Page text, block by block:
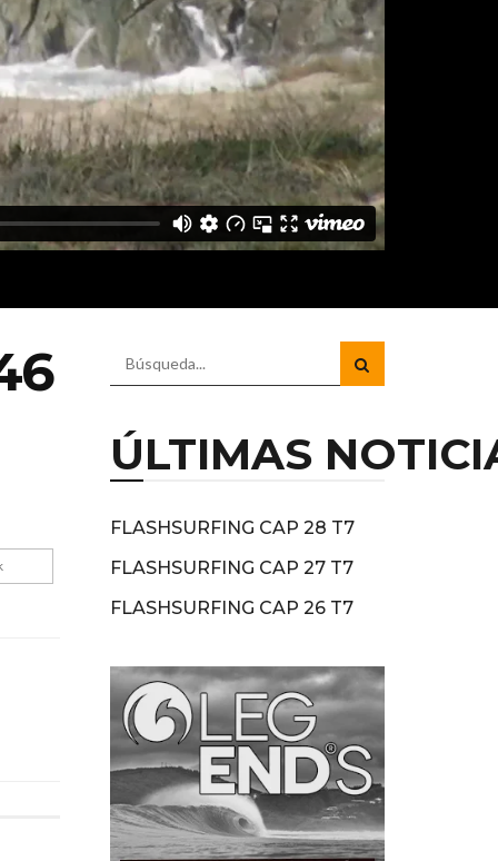
ÚLTIMAS
FLASHSURFING CAP 28 T7
FLASHSURFING CAP 27 T7
FLASHSURFING CAP 26 T7